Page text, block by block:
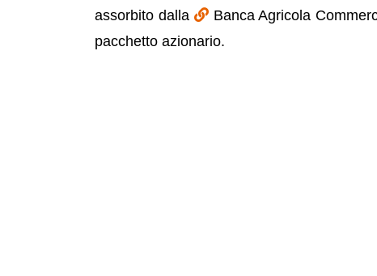
assorbito dalla
Banca Agricola
pacchetto azionario.